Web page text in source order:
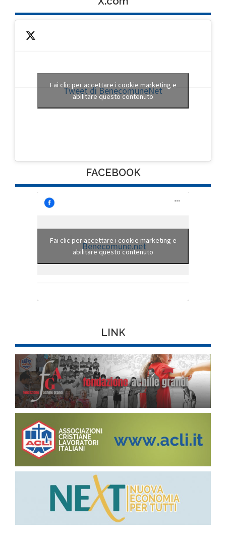
Tweet di BenecomuneNet
Fai clic per accettare i cookie marketing e
abilitare questo contenuto
FACEBOOK
Benecomune.net
Fai clic per accettare i cookie marketing e
abilitare questo contenuto
LINK